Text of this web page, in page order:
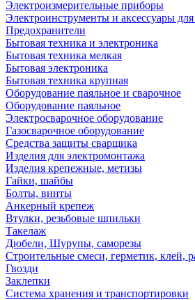
Электроизмерительные приборы
Электроинструменты и аксессуары
Предохранители
Бытовая техника и электроника
Бытовая техника мелкая
Бытовая электроника
Бытовая техника крупная
Оборудование паяльное и сварочное
Оборудование паяльное
Электросварочное оборудование
Газосварочное оборудование
Средства защиты сварщика
Изделия для электромонтажа
Изделия крепежные, метизы
Гайки, шайбы
Болты, винты
Анкерный крепеж
Втулки, резьбовые шпильки
Такелаж
Дюбели, Шурупы, саморезы
Строительные смеси, герметик, клей,
Гвозди
Заклепки
Система хранения и транспортировки